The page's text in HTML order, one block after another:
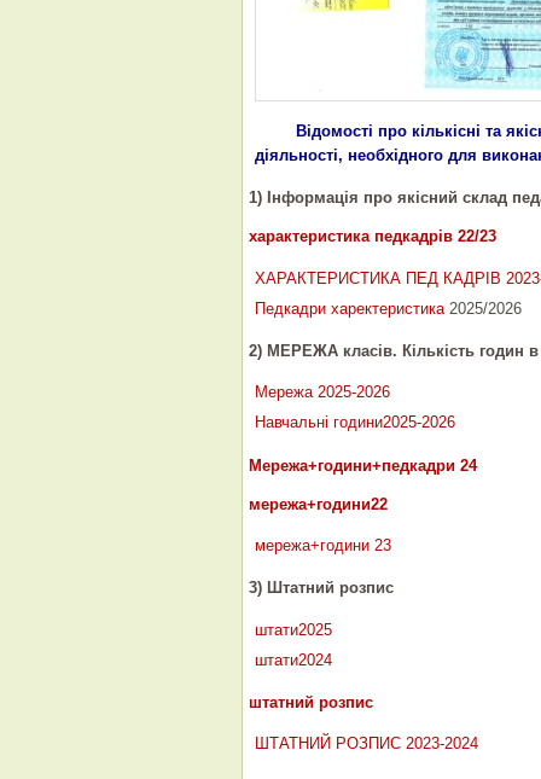
Відомості про кількісні та
діяльності, необхідного для
1) Інформація про якісний склад
характеристика педкадрів 22/23
ХАРАКТЕРИСТИКА ПЕД КАДРІВ
Педкадри харектеристика 2025/2026
2) МЕРЕЖА класів. Кількість годин
Мережа 2025-2026
Навчальні години2025-2026
Мережа+години+педкадри 24
мережа+години22
мережа+години 23
3) Штатний розпис
штати2025
штати2024
штатний розпис
ШТАТНИЙ РОЗПИС 2023-2024